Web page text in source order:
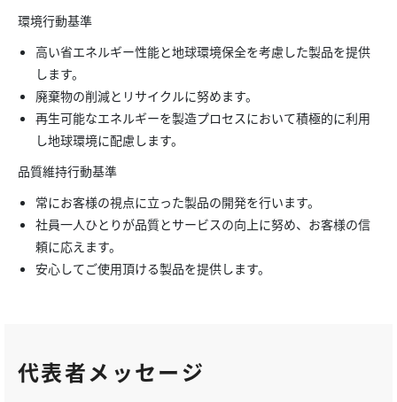
環境行動基準
高い省エネルギー性能と地球環境保全を考慮した製品を提供
します。
廃棄物の削減とリサイクルに努めます。
再生可能なエネルギーを製造プロセスにおいて積極的に利用
し地球環境に配慮します。
品質維持行動基準
常にお客様の視点に立った製品の開発を行います。
社員一人ひとりが品質とサービスの向上に努め、お客様の信
頼に応えます。
安心してご使用頂ける製品を提供します。
代表者メッセージ